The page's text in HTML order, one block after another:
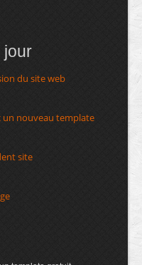
jour
du site web
un nouveau template
site